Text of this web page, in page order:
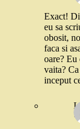
Exact!
eu sa
obosit,
faca si
oare? Eu
vaita?
inceput